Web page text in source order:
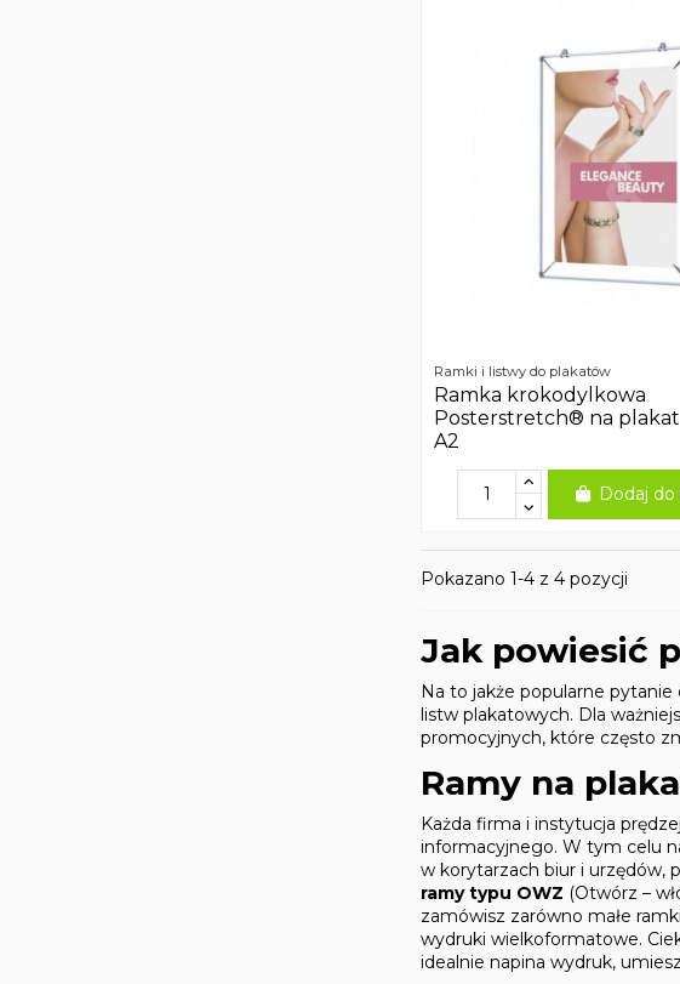
Ramki i listwy do plakatów
Ramka krokodylkowa
Posterstretch® na plakat
A2
Dodaj do
Pokazano 1-4 z 4 pozycji
Jak powiesić
Na to jakże popularne
listw plakatowych. Dla
promocyjnych, które często
Ramy na
Każda firma i instytucja
informacyjnego. W tym celu
w korytarzach biur i urzędów,
ramy typu OWZ (Otwórz –
zamówisz zarówno małe
wydruki wielkoformatowe.
idealnie napina wydruk,